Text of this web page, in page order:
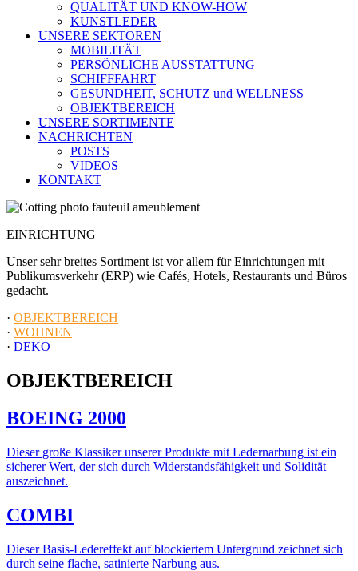
QUALITÄT UND KNOW-HOW
KUNSTLEDER
UNSERE SEKTOREN
MOBILITÄT
PERSÖNLICHE AUSSTATTUNG
SCHIFFFAHRT
GESUNDHEIT, SCHUTZ und WELLNESS
OBJEKTBEREICH
UNSERE SORTIMENTE
NACHRICHTEN
POSTS
VIDEOS
KONTAKT
EINRICHTUNG
Unser sehr breites Sortiment ist vor allem für Einrichtungen mit
Publikumsverkehr (ERP) wie Cafés, Hotels, Restaurants und Büros
gedacht.
· OBJEKTBEREICH
· WOHNEN
· DEKO
OBJEKTBEREICH
BOEING 2000
Dieser große Klassiker unserer Produkte mit Ledernarbung ist ein
sicherer Wert, der sich durch Widerstandsfähigkeit und Solidität
auszeichnet.
COMBI
Dieser Basis-Ledereffekt auf blockiertem Untergrund zeichnet sich
durch seine flache, satinierte Narbung aus.